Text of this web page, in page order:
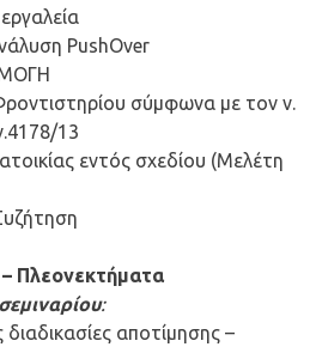
PushOver
σύμφωνα με τον ν.
13
εντός σχεδίου (Μελέτη
Πλεονεκτήματα
:
διαδικασίες αποτίμησης –